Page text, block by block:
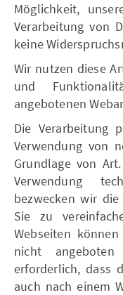
Möglichkeit,
Verarbeitung von
keine
Wir nutzen diese
und
angebotenen
Die Verarbeitung
Verwendung von
Grundlage von
Verwendung
bezwecken wir
Sie zu
Webseiten
nicht
erforderlich, dass
auch nach einem